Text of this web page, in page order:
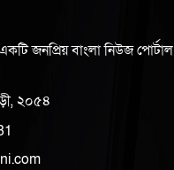
জনপ্রিয় বাংলা নিউজ পোর্টাল
২০৫৪